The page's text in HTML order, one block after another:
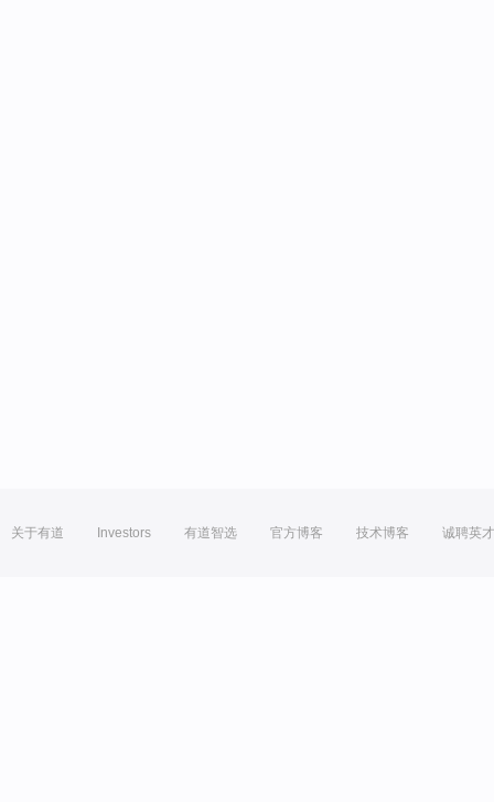
关于有道 Investors 有道智选 官方博客 技术博客 诚聘英才